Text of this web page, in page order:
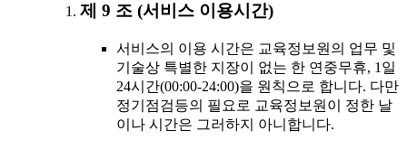
제 9 조 (서비스 이용시간)
서비스의 이용 시간은 교육정보원의 업무 및
기술상 특별한 지장이 없는 한 연중무휴, 1일
24시간(00:00-24:00)을 원칙으로 합니다. 다만
정기점검등의 필요로 교육정보원이 정한 날
이나 시간은 그러하지 아니합니다.